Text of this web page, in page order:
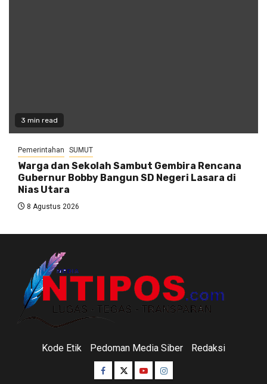
3 min read
Pemerintahan SUMUT
Warga dan Sekolah Sambut Gembira Rencana
Gubernur Bobby Bangun SD Negeri Lasara di
Nias Utara
8 Agustus 2026
Kode Etik Pedoman Media Siber Redaksi
Facebook
TwitterYoutubeInstagram